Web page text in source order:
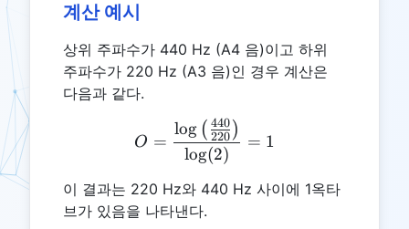
계산 예시
상위 주파수가 440 Hz (A4 음)이고 하위
주파수가 220 Hz (A3 음)인 경우 계산은
다음과 같다.
O = \frac{\log \left(
O =
log(2)
log ( 220
440 )
= 1
이 결과는 220 Hz와 440 Hz 사이에 1옥타
브가 있음을 나타낸다.